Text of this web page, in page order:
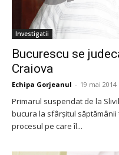
Investigatii
Bucurescu se
Craiova
Echipa Gorjeanul - 19 mai 2014
Primarul suspendat de la
bucura la sfârșitul
procesul pe care îl...